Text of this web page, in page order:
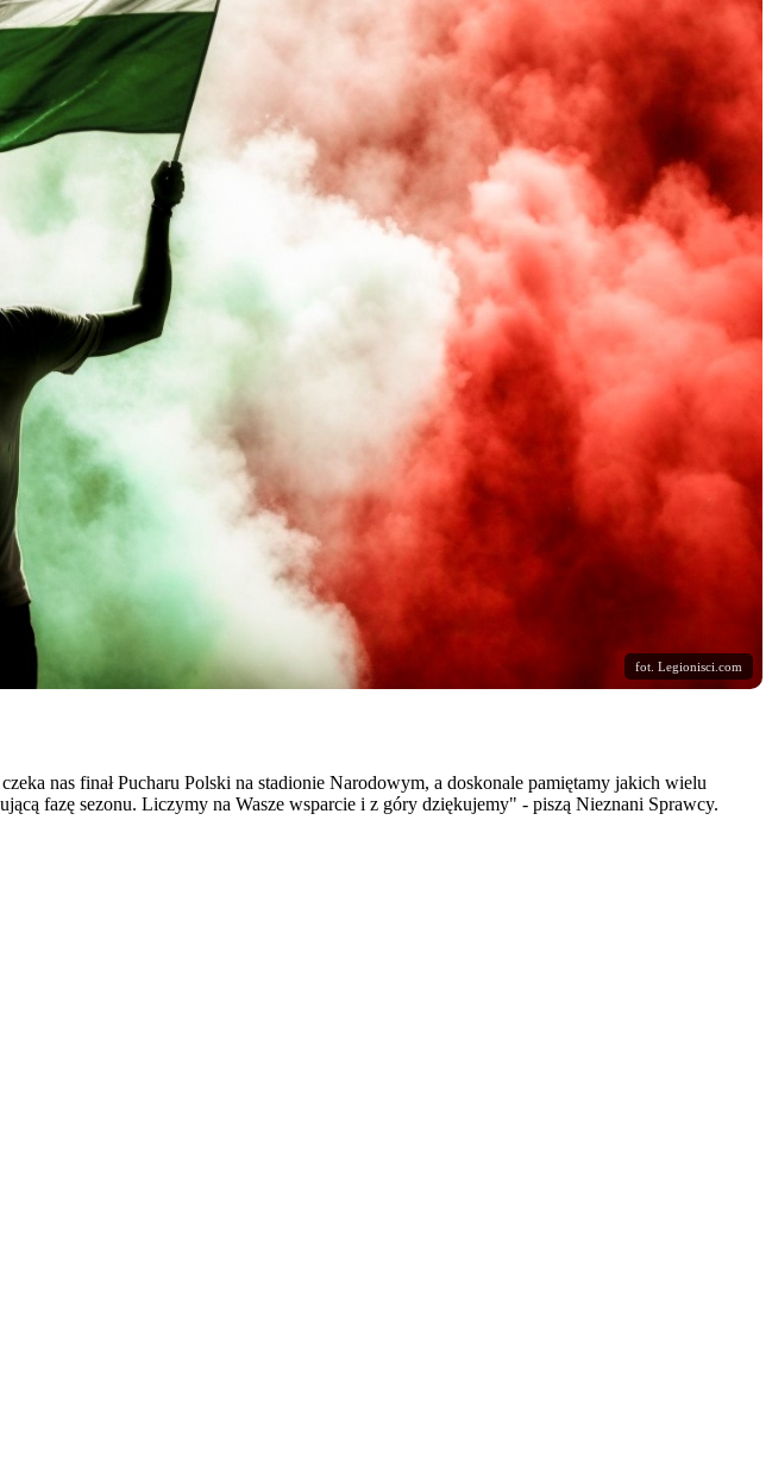
fot. Legionisci.com
nas finał Pucharu Polski na stadionie Narodowym, a doskonale pamiętamy jakich wielu
fazę sezonu. Liczymy na Wasze wsparcie i z góry dziękujemy" - piszą Nieznani Sprawcy.